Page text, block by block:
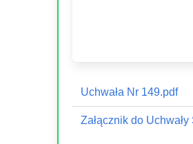
Uchwała Nr 149.pdf
Załącznik do